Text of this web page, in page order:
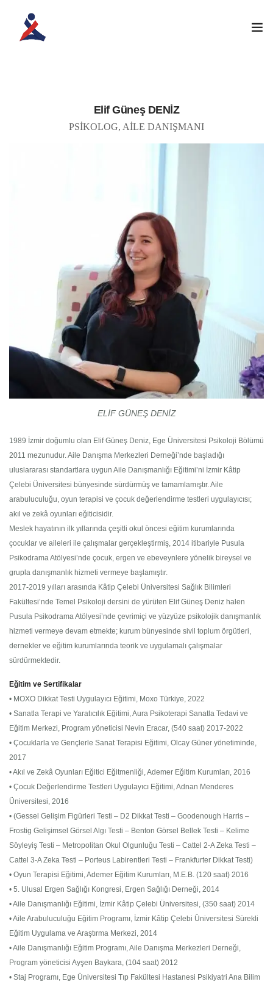
Elif Güneş DENİZ
PSİKOLOG, AİLE DANIŞMANI
ELİF GÜNEŞ DENİZ
1989 İzmir doğumlu olan Elif Güneş Deniz, Ege Üniversitesi Psikoloji Bölümü
2011 mezunudur. Aile Danışma Merkezleri Derneği’nde başladığı
uluslararası standartlara uygun Aile Danışmanlığı Eğitimi’ni İzmir Kâtip
Çelebi Üniversitesi bünyesinde sürdürmüş ve tamamlamıştır. Aile
arabuluculuğu, oyun terapisi ve çocuk değerlendirme testleri uygulayıcısı;
akıl ve zekâ oyunları eğiticisidir.
Meslek hayatının ilk yıllarında çeşitli okul öncesi eğitim kurumlarında
çocuklar ve aileleri ile çalışmalar gerçekleştirmiş, 2014 itibariyle Pusula
Psikodrama Atölyesi’nde çocuk, ergen ve ebeveynlere yönelik bireysel ve
grupla danışmanlık hizmeti vermeye başlamıştır.
2017-2019 yılları arasında Kâtip Çelebi Üniversitesi Sağlık Bilimleri
Fakültesi’nde Temel Psikoloji dersini de yürüten Elif Güneş Deniz halen
Pusula Psikodrama Atölyesi’nde çevrimiçi ve yüzyüze psikolojik danışmanlık
hizmeti vermeye devam etmekte; kurum bünyesinde sivil toplum örgütleri,
dernekler ve eğitim kurumlarında teorik ve uygulamalı çalışmalar
sürdürmektedir.
Eğitim ve Sertifikalar
• MOXO Dikkat Testi Uygulayıcı Eğitimi, Moxo Türkiye, 2022
• Sanatla Terapi ve Yaratıcılık Eğitimi, Aura Psikoterapi Sanatla Tedavi ve
Eğitim Merkezi, Program yöneticisi Nevin Eracar, (540 saat) 2017-2022
• Çocuklarla ve Gençlerle Sanat Terapisi Eğitimi, Olcay Güner yönetiminde,
2017
• Akıl ve Zekâ Oyunları Eğitici Eğitmenliği, Ademer Eğitim Kurumları, 2016
• Çocuk Değerlendirme Testleri Uygulayıcı Eğitimi, Adnan Menderes
Üniversitesi, 2016
• (Gessel Gelişim Figürleri Testi – D2 Dikkat Testi – Goodenough Harris –
Frostig Gelişimsel Görsel Algı Testi – Benton Görsel Bellek Testi – Kelime
Söyleyiş Testi – Metropolitan Okul Olgunluğu Testi – Cattel 2-A Zeka Testi –
Cattel 3-A Zeka Testi – Porteus Labirentleri Testi – Frankfurter Dikkat Testi)
• Oyun Terapisi Eğitimi, Ademer Eğitim Kurumları, M.E.B. (120 saat) 2016
• 5. Ulusal Ergen Sağlığı Kongresi, Ergen Sağlığı Derneği, 2014
• Aile Danışmanlığı Eğitimi, İzmir Kâtip Çelebi Üniversitesi, (350 saat) 2014
• Aile Arabuluculuğu Eğitim Programı, İzmir Kâtip Çelebi Üniversitesi Sürekli
Eğitim Uygulama ve Araştırma Merkezi, 2014
• Aile Danışmanlığı Eğitim Programı, Aile Danışma Merkezleri Derneği,
Program yöneticisi Ayşen Baykara, (104 saat) 2012
• Staj Programı, Ege Üniversitesi Tıp Fakültesi Hastanesi Psikiyatri Ana Bilim